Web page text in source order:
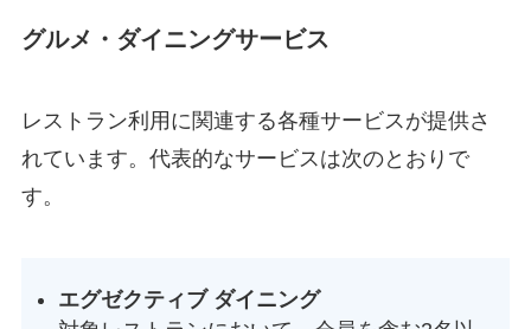
グルメ・ダイニングサービス
レストラン利用に関連する各種サービスが提供さ
れています。代表的なサービスは次のとおりで
す。
エグゼクティブ ダイニング